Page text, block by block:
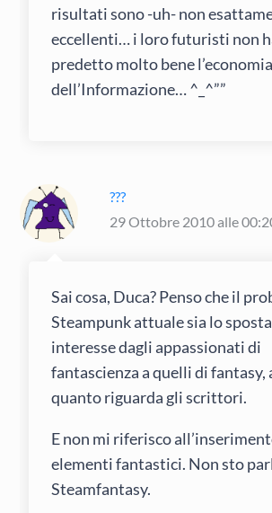
risultati sono -uh- non
eccellenti… i loro futuristi non
predetto molto bene
dell’Informazione… ^_^””
???
29 Ottobre 2010 alle
Sai cosa, Duca? Penso che il
Steampunk attuale sia lo
interesse dagli appassionati di
fantascienza a quelli di fantasy,
quanto riguarda gli scrittori.
E non mi riferisco
elementi fantastici. Non sto
Steamfantasy.